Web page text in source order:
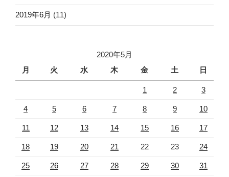
2019年6月 (11)
2020年5月
月
火 水 木 金 土 日
1 2 3
4 5 6 7 8 9 10
11 12 13 14 15 16 17
18 19 20 21 22 23 24
25 26 27 28 29 30 31